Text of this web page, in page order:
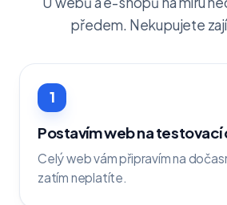
předem. Nekupujete
1
Postavím web na testovací
Celý web vám připravím na
zatím neplatíte.